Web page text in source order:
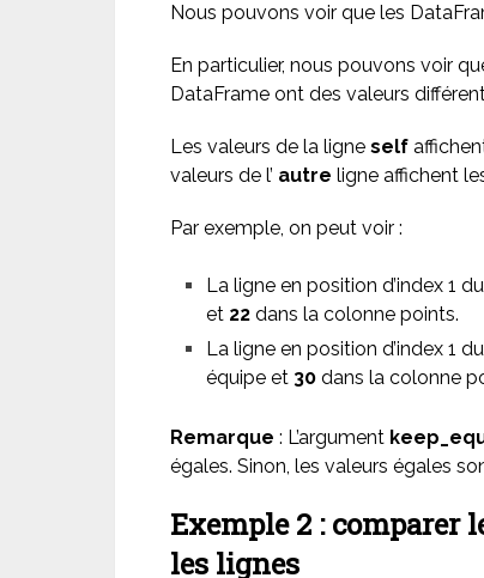
Nous pouvons voir que les
En particulier, nous pouvons voir
DataFrame ont des valeurs
Les valeurs de la ligne self
valeurs de l’ autre ligne affichent
Par exemple, on peut voir :
La ligne en position d’index 1
et 22 dans la colonne points.
La ligne en position d’index 1
équipe et 30 dans la colonne
Remarque : L’argument
égales. Sinon, les valeurs égales
Exemple 2 : comparer
les lignes